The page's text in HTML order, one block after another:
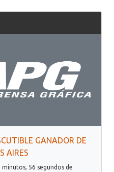
GANADOR DE
AIRES
minutos, 56 segundos de